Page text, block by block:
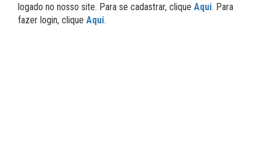
logado no nosso site. Para se cadastrar, clique Aqui. Para
fazer login, clique Aqui.